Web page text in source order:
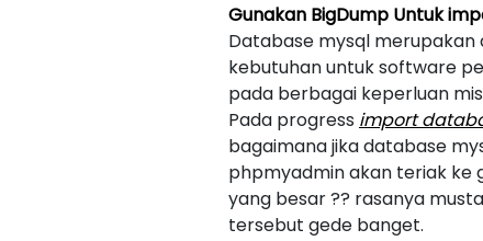
Gunakan BigDump Untuk
Database mysql
kebutuhan untuk software
pada berbagai keperluan
Pada progress import
bagaimana jika database
phpmyadmin akan teriak ke
yang besar ?? rasanya
tersebut gede banget.